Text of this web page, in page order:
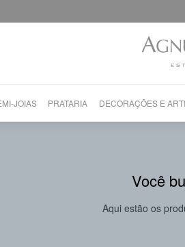
JOIAS PRATARIA DECORAÇÕES E
Você
Aqui estão os